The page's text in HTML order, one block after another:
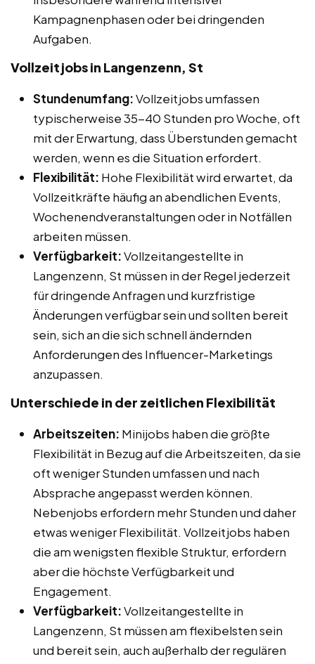
Kampagnenphasen oder bei dringenden
Aufgaben.
Vollzeitjobs in Langenzenn, St
Stundenumfang:Vollzeitjobs umfassen
typischerweise 35-40 Stunden pro Woche, oft
mit der Erwartung, dass Überstunden gemacht
werden, wenn es die Situation erfordert.
Flexibilität: Hohe Flexibilität wird erwartet, da
Vollzeitkräfte häufig an abendlichen Events,
Wochenendveranstaltungen oder in Notfällen
arbeiten müssen.
Verfügbarkeit:Vollzeitangestellte in
Langenzenn, St müssen in der Regel jederzeit
für dringende Anfragen und kurzfristige
Änderungen verfügbar sein und sollten bereit
sein, sich an die sich schnell ändernden
Anforderungen des Influencer-Marketings
anzupassen.
Unterschiede in der zeitlichen Flexibilität
Arbeitszeiten: Minijobs haben die größte
Flexibilität in Bezug auf die Arbeitszeiten, da sie
oft weniger Stunden umfassen und nach
Absprache angepasst werden können.
Nebenjobs erfordern mehr Stunden und daher
etwas weniger Flexibilität. Vollzeitjobs haben
die am wenigsten flexible Struktur, erfordern
aber die höchste Verfügbarkeit und
Engagement.
Verfügbarkeit:Vollzeitangestellte in
Langenzenn, St müssen am flexibelsten sein
und bereit sein, auch außerhalb der regulären